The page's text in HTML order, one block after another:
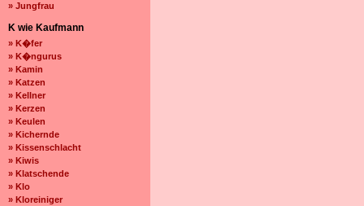
» Jungfrau
K wie Kaufmann
» K�fer
» K�ngurus
» Kamin
» Katzen
» Kellner
» Kerzen
» Keulen
» Kichernde
» Kissenschlacht
» Kiwis
» Klatschende
» Klo
» Kloreiniger